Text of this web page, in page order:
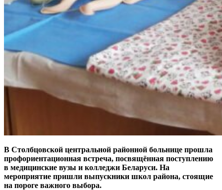
В Столбцовской центральной районной больнице прошла
профориентационная встреча, посвящённая поступлению
в медицинские вузы и колледжи Беларуси. На
мероприятие пришли выпускники школ района, стоящие
на пороге важного выбора.